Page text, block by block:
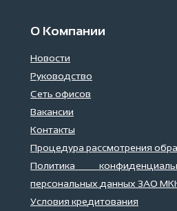
О Компании
Новости
Руководство
Сеть офисов
Вакансии
Контакты
Процедура рассмотрения
Политика
персональных данных ЗАО
Условия кредитования